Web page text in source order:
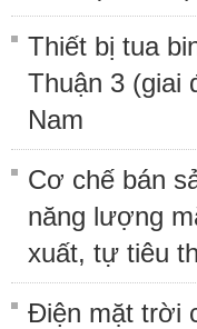
Thiết bị tua
Thuận 3 (giai
Nam
Cơ chế bán
năng lượng
xuất, tự tiêu
Điện mặt trời